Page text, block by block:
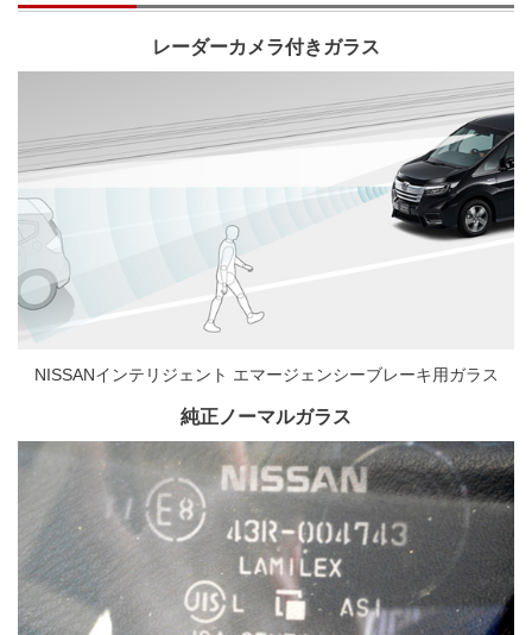
レーダーカメラ付きガラス
NISSANインテリジェント エマージェンシーブレーキ用ガラス
純正ノーマルガラス